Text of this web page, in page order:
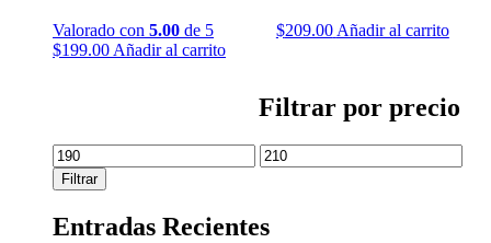
Valorado con 5.00 de 5
$199.00Añadir al carrito
$209.00Añadir al carrito
Filtrar por precio
Precio
mínimo
Precio
máximo
Filtrar
Entradas Recientes